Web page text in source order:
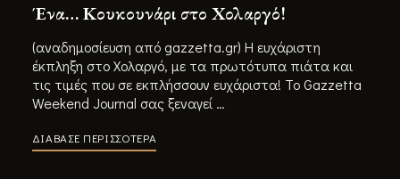
Ένα… Κουκουνάρι στο Χολαργό!
(αναδημοσίευση από gazzetta.gr) Η ευχάριστη
έκπληξη στο Χολαργό, με τα πρωτότυπα πιάτα και
τις τιμές που σε εκπλήσσουν ευχάριστα! Το Gazzetta
Weekend Journal σας ξεναγεί …
ΔΙΑΒΑΣΕ ΠΕΡΙΣΣΟΤΕΡΑ